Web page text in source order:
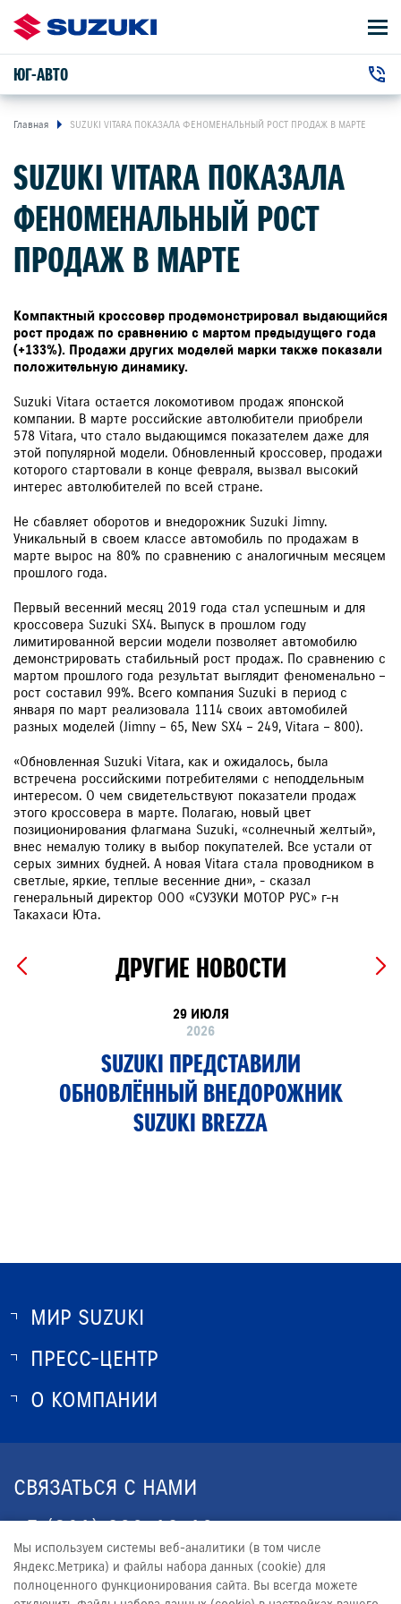
ЮГ-АВТО
г. Краснодар, Дзержинского улица, 102 +7 (861) 203-19-13
АВТОМОБИЛИ
ВЛАДЕЛЬЦАМ
О КОМПАНИИ
КОНТАКТЫ
НОВОСТИ
ЗАКАЗАТЬ ЗВОНОК
Главная SUZUKI VITARA ПОКАЗАЛА ФЕНОМЕНАЛЬНЫЙ РОСТ ПРОДАЖ В МАРТЕ
SUZUKI VITARA ПОКАЗАЛА
ФЕНОМЕНАЛЬНЫЙ РОСТ
ПРОДАЖ В МАРТЕ
Компактный кроссовер продемонстрировал выдающийся
рост продаж по сравнению с мартом предыдущего года
(+133%). Продажи других моделей марки также показали
положительную динамику.
Suzuki Vitara остается локомотивом продаж японской
компании. В марте российские автолюбители приобрели
578 Vitara, что стало выдающимся показателем даже для
этой популярной модели. Обновленный кроссовер, продажи
которого стартовали в конце февраля, вызвал высокий
интерес автолюбителей по всей стране.
Не сбавляет оборотов и внедорожник Suzuki Jimny.
Уникальный в своем классе автомобиль по продажам в
марте вырос на 80% по сравнению с аналогичным месяцем
прошлого года.
Первый весенний месяц 2019 года стал успешным и для
кроссовера Suzuki SX4. Выпуск в прошлом году
лимитированной версии модели позволяет автомобилю
демонстрировать стабильный рост продаж. По сравнению с
мартом прошлого года результат выглядит феноменально –
рост составил 99%. Всего компания Suzuki в период с
января по март реализовала 1114 своих автомобилей
разных моделей (Jimny – 65, New SX4 – 249, Vitara – 800).
«Обновленная Suzuki Vitara, как и ожидалось, была
встречена российскими потребителями с неподдельным
интересом. О чем свидетельствуют показатели продаж
этого кроссовера в марте. Полагаю, новый цвет
позиционирования флагмана Suzuki, «солнечный желтый»,
внес немалую толику в выбор покупателей. Все устали от
серых зимних будней. А новая Vitara стала проводником в
светлые, яркие, теплые весенние дни», - сказал
генеральный директор ООО «СУЗУКИ МОТОР РУС» г-н
Такахаси Юта.
ДРУГИЕ НОВОСТИ
29 ИЮЛЯ
2026
SUZUKI ПРЕДСТАВИЛИ
ОБНОВЛЁННЫЙ ВНЕДОРОЖНИК
SUZUKI BREZZA
МИР SUZUKI
О SUZUKI
ОПТОВЫЕ ПРОДАЖИ ЗАПЧАСТЕЙ
ПРЕСС-ЦЕНТР
НОВОСТИ
О КОМПАНИИ
ЮРИДИЧЕСКАЯ ИНФОРМАЦИЯ
СВЯЗАТЬСЯ С НАМИ
+7 (861) 203-19-13
CALLCENTER@YUG-AVTO.RU
Мы используем системы веб-аналитики (в том числе
Яндекс.Метрика) и файлы набора данных (cookie) для
полноценного функционирования сайта. Вы всегда можете